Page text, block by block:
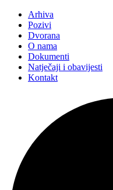
Arhiva
Pozivi
Dvorana
O nama
Dokumenti
Natječaji i obavijesti
Kontakt